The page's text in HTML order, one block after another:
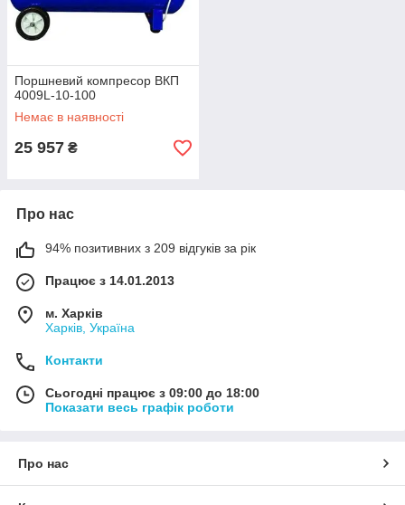
Поршневий компресор ВКП
4009L-10-100
Немає в наявності
25 957 ₴
Про нас
94% позитивних з 209 відгуків за рік
Працює з 14.01.2013
м. Харків
Харків, Україна
Контакти
Сьогодні працює з 09:00 до 18:00
Показати весь графік роботи
Про нас